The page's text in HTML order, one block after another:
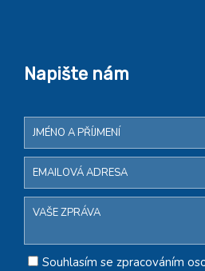
Napište nám
Souhlasím se zpracováním